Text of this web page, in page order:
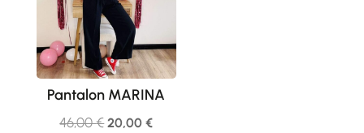
Pantalon MARINA
46,00€Le
20,00€Le